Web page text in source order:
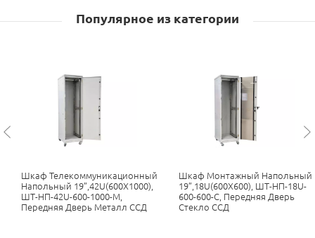
Популярное из категории
Шкаф Телекоммуникационный
Напольный 19”,42U(600X1000),
ШТ-НП-42U-600-1000-М,
Передняя Дверь Металл ССД
Шкаф Монтажный Напольный
19”,18U(600X600), ШТ-НП-18U-
600-600-С, Передняя Дверь
Стекло ССД